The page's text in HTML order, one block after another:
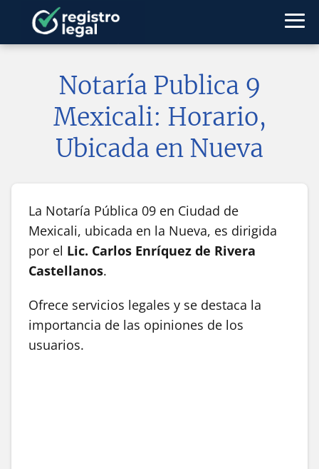
Notaría Publica 9
Mexicali: Horario,
Ubicada en Nueva
La Notaría Pública 09 en Ciudad de
Mexicali, ubicada en la Nueva, es dirigida
por el Lic. Carlos Enríquez de Rivera
Castellanos.
Ofrece servicios legales y se destaca la
importancia de las opiniones de los
usuarios.